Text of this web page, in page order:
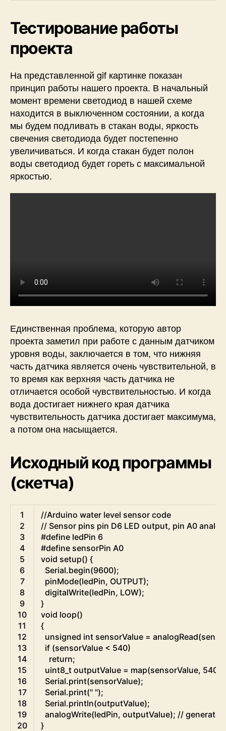
Тестирование работы
проекта
На представленной gif картинке показан
принцип работы нашего проекта. В начальный
момент времени светодиод в нашей схеме
находится в выключенном состоянии, а когда
мы будем подливать в стакан воды, яркость
свечения светодиода будет постепенно
увеличиваться. И когда стакан будет полон
воды светодиод будет гореть с максимальной
яркостью.
Единственная проблема, которую автор
проекта заметил при работе с данным датчиком
уровня воды, заключается в том, что нижняя
часть датчика является очень чувствительной, в
то время как верхняя часть датчика не
отличается особой чувствительностью. И когда
вода достигает нижнего края датчика
чувствительность датчика достигает максимума,
а потом она насыщается.
Исходный код программы
(скетча)
1
2
3
4
5
6
7
8
9
10
11
12
13
14
15
16
17
18
19
20
//Arduino water level sensor code
// Sensor pins pin D6 LED output, pin A0
#define ledPin 6
#define sensorPin A0
void setup() {
Serial.begin(9600);
pinMode(ledPin, OUTPUT);
digitalWrite(ledPin, LOW);
}
void loop()
{
unsigned int sensorValue = analogRead(
if (sensorValue < 540)
return;
uint8 t outputValue = map(sensorValue, 540
Serial.print(sensorValue);
Serial.print(" ");
Serial.println(outputValue);
analogWrite(ledPin, outputValue); // generate
}